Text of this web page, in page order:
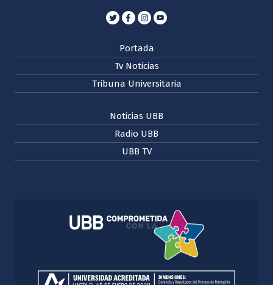
Portada
Tv Noticias
Tribuna Universitaria
Noticias UBB
Radio UBB
UBB TV